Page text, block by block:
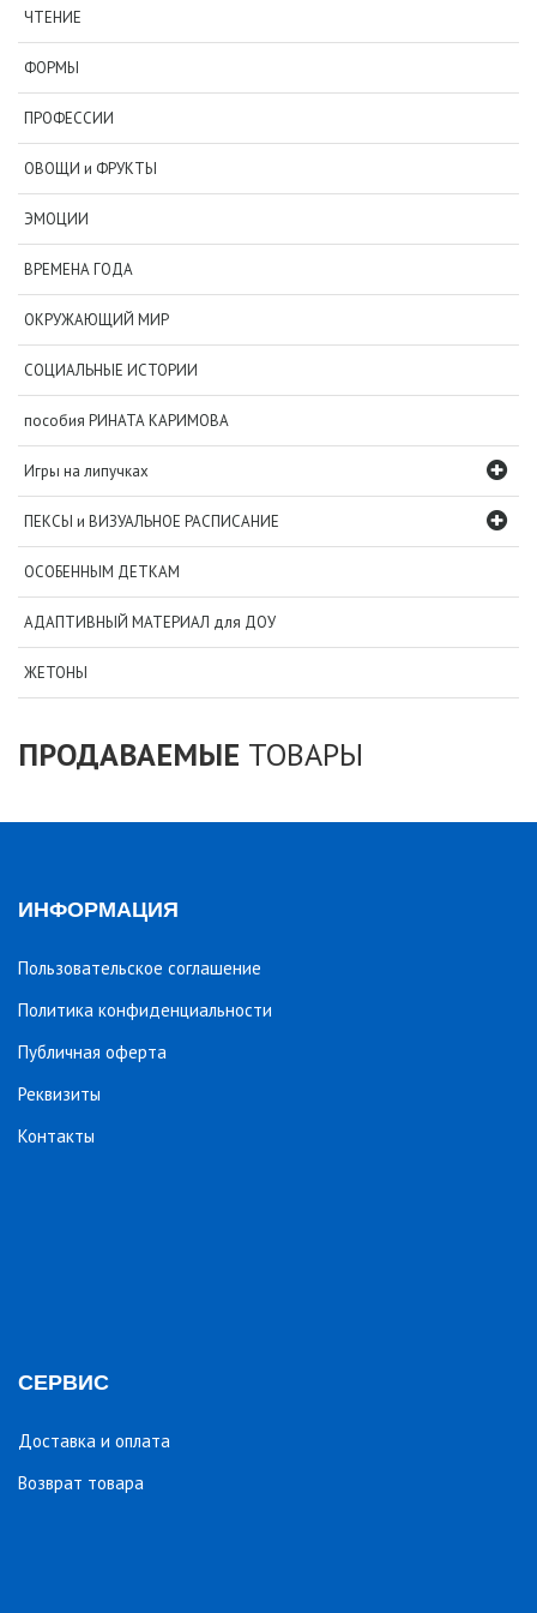
ЧТЕНИЕ
ФОРМЫ
ПРОФЕССИИ
ОВОЩИ и ФРУКТЫ
ЭМОЦИИ
ВРЕМЕНА ГОДА
ОКРУЖАЮЩИЙ МИР
СОЦИАЛЬНЫЕ ИСТОРИИ
пособия РИНАТА КАРИМОВА
Игры на липучках
ПЕКСЫ и ВИЗУАЛЬНОЕ РАСПИСАНИЕ
ОСОБЕННЫМ ДЕТКАМ
АДАПТИВНЫЙ МАТЕРИАЛ для ДОУ
ЖЕТОНЫ
ПРОДАВАЕМЫЕ ТОВАРЫ
ИНФОРМАЦИЯ
Пользовательское соглашение
Политика конфиденциальности
Публичная оферта
Реквизиты
Контакты
СЕРВИС
Доставка и оплата
Возврат товара